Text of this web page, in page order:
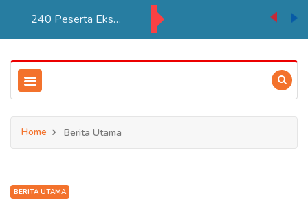
Home Berita Utama
BERITA UTAMA